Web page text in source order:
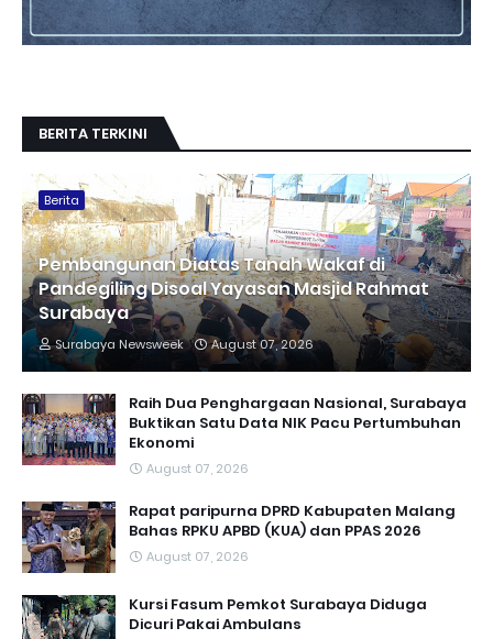
BERITA TERKINI
Berita
Pembangunan Diatas Tanah Wakaf di
Pandegiling Disoal Yayasan Masjid Rahmat
Surabaya
Surabaya Newsweek August 07, 2026
Raih Dua Penghargaan Nasional, Surabaya
Buktikan Satu Data NIK Pacu Pertumbuhan
Ekonomi
August 07, 2026
Rapat paripurna DPRD Kabupaten Malang
Bahas RPKU APBD (KUA) dan PPAS 2026
August 07, 2026
Kursi Fasum Pemkot Surabaya Diduga
Dicuri Pakai Ambulans